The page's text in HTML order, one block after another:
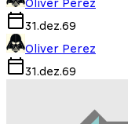
Oliver Perez
31.dez.69
Oliver Perez
31.dez.69